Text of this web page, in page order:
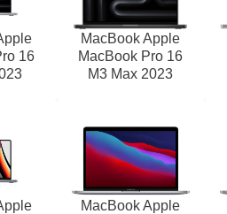
16
MacBook Apple
MacBook Pro 16
M3 Max 2023
MacBook Apple